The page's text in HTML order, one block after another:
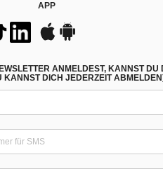
APP
ANMELDEST, KANNST DU
DICH JEDERZEIT